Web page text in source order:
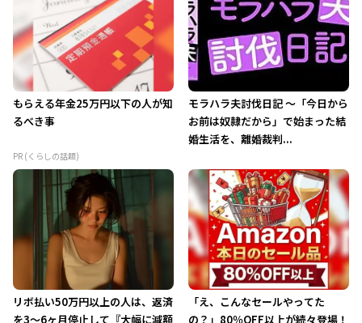
もらえる年金25万円以下の人が知
るべき事
PR (くらしの話題)
モラハラ夫討伐日記 ～「今日から
お前は奴隷だから」で始まった結
婚生活を、離婚裁判...
リボ払い50万円以上の人は、返済
を3～6ヶ月停止して『大幅に減額
「え、こんなセールやってた
の？」80％OFF以上が続々登場！